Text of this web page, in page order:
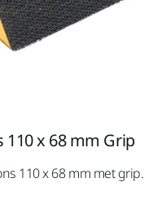
110 x 68 mm Grip
110 x 68 mm met grip.